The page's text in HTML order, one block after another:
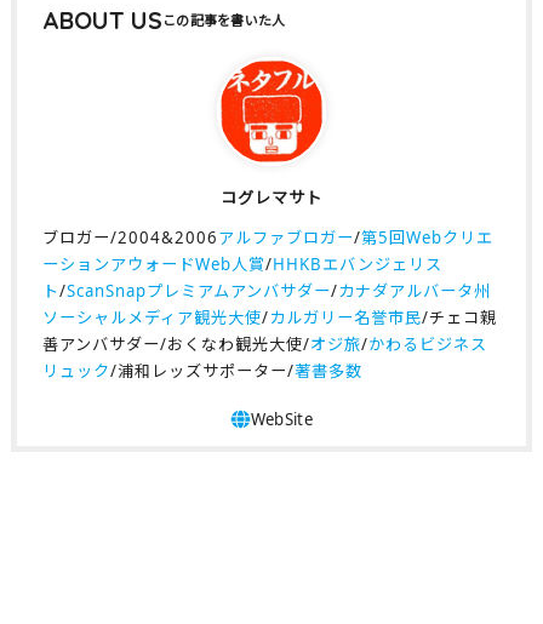
ABOUT US
コグレマサト
ブロガー/2004&2006アルファブロガー/第5回Webクリエ
ーションアウォードWeb人賞/HHKBエバンジェリス
ト/ScanSnapプレミアムアンバサダー/カナダアルバータ州
ソーシャルメディア観光大使/カルガリー名誉市民/チェコ親
善アンバサダー/おくなわ観光大使/オジ旅/かわるビジネス
リュック/浦和レッズサポーター/著書多数